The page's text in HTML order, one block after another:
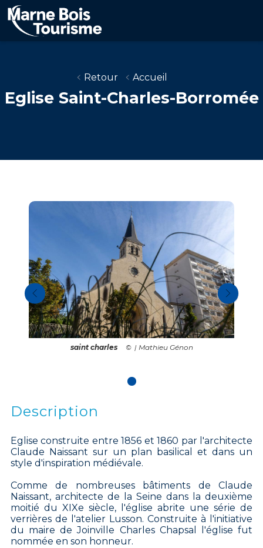
Aller
au
contenu
principal
Retour Accueil
Eglise Saint-Charles-Borromée
saint charles | Mathieu Génon
Description
Eglise construite entre 1856 et 1860 par l'architecte
Claude Naissant sur un plan basilical et dans un
style d'inspiration médiévale.
Comme de nombreuses bâtiments de Claude
Naissant, architecte de la Seine dans la deuxième
moitié du XIXe siècle, l'église abrite une série de
verrières de l'atelier Lusson. Construite à l'initiative
du maire de Joinville Charles Chapsal l'église fut
nommée en son honneur.